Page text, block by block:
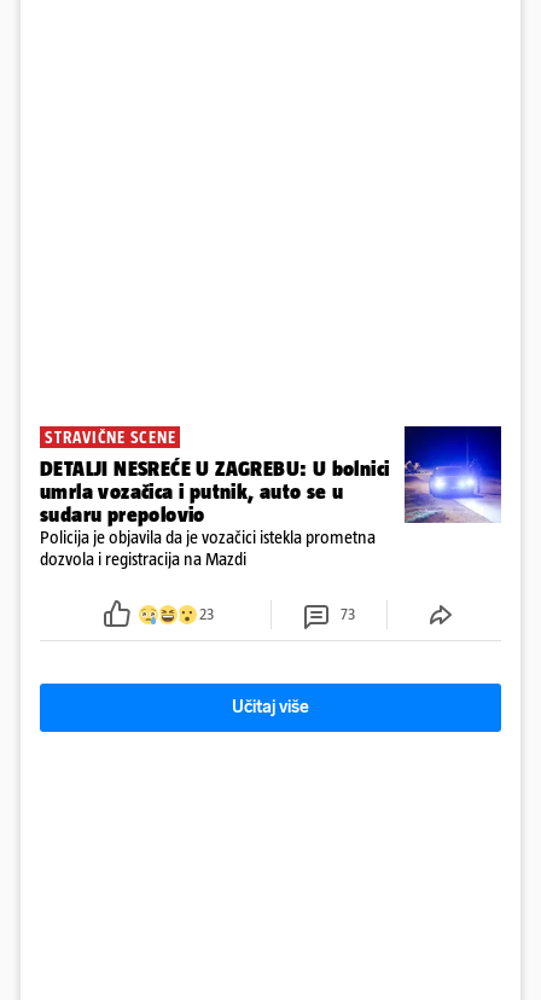
STRAVIČNE SCENE
DETALJI NESREĆE U ZAGREBU: U bolnici
umrla vozačica i putnik, auto se u
sudaru prepolovio
Policija je objavila da je vozačici istekla prometna
dozvola i registracija na Mazdi
23 73
Učitaj više